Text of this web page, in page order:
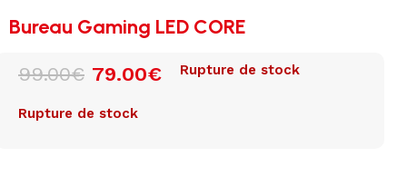
Bureau Gaming LED CORE
99.00€ 79.00€ Rupture de stock
Rupture de stock